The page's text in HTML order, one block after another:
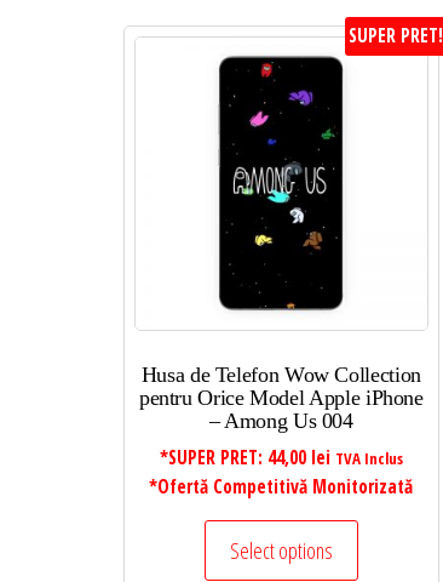
SUPER PRET!
Husa de Telefon Wow Collection
pentru Orice Model Apple iPhone
– Among Us 004
*SUPER PRET: 44,00 lei TVA Inclus
*Ofertă Competitivă Monitorizată
Select options